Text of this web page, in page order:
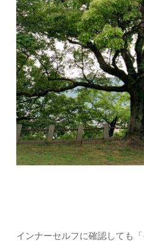
インナーセルフに確認しても